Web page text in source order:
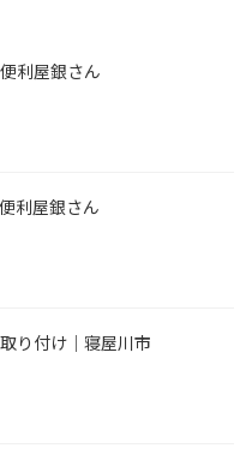
利屋銀さん
利屋銀さん
り付け｜寝屋川市